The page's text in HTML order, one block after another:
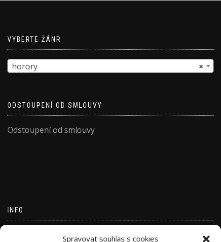
Spravovat souhlas s cookies
VYBERTE ŽÁNR
×
horory
ODSTOUPENÍ OD SMLOUVY
Odstoupení od smlouvy
INFO